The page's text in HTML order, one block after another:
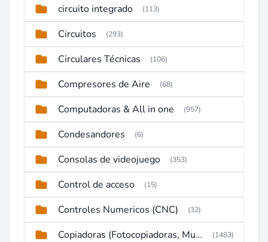
circuito integrado (113)
Circuitos (293)
Circulares Técnicas (106)
Compresores de Aire (68)
Computadoras & All in one (957)
Condesandores (6)
Consolas de videojuego (353)
Control de acceso (15)
Controles Numericos (CNC) (32)
Copiadoras (Fotocopiadoras, Multifunctions, Ploter, etc) (1483)